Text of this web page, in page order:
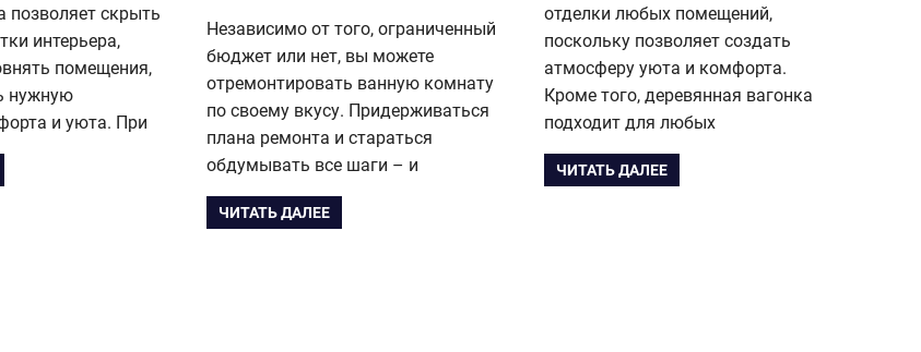
позволяет скрыть
интерьера,
помещения,
нужную
и уюта. При
Независимо от того, ограниченный
бюджет или нет, вы можете
отремонтировать ванную комнату
по своему вкусу. Придерживаться
плана ремонта и стараться
обдумывать все шаги – и
ЧИТАТЬ ДАЛЕЕ
отделки любых помещений,
поскольку позволяет создать
атмосферу уюта и комфорта.
Кроме того, деревянная вагонка
подходит для любых
ЧИТАТЬ ДАЛЕЕ